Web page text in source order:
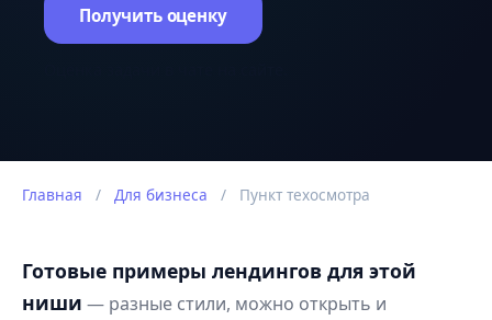
Получить оценку
Главная / Для бизнеса / Пункт техосмотра
Готовые примеры лендингов для этой
ниши — разные стили, можно открыть и